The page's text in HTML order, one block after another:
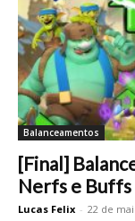
Balanceamentos
[Final]
Nerfs e Buffs
Lucas Felix - 22 de